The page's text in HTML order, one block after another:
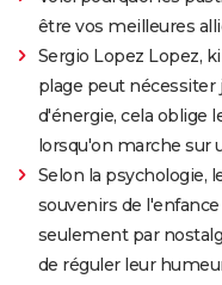
être vos meilleures
Sergio Lopez Lopez,
plage peut nécessiter
d'énergie, cela oblige
lorsqu'on marche sur
Selon la psychologie,
souvenirs de
seulement par
de réguler leur